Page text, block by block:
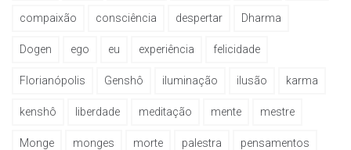
compaixão consciência despertar Dharma
Dogen ego eu experiência felicidade
Florianópolis Genshô iluminação ilusão karma
kenshô liberdade meditação mente mestre
Monge monges morte palestra pensamentos